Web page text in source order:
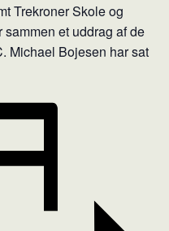
Trekroner Skole og
et uddrag af de
Michael Bojesen har sat